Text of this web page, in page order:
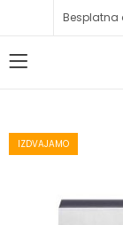
Besplatna
IZDVAJAMO